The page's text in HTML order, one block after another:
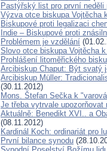
Pastýřský list pro první neděli
Výzva otce biskupa Vojtěcha
Biskupové proti legalizaci
Indie – Biskupové proti
Problémem je vzdělání
Slovo otce biskupa Vojtěcha
Prohlášení litoměřického
Arcibiskup Chaput: Být svatý
Arcibiskup Müller:
(30.11.2012)
Mons. Štefan Sečka k
Je třeba vytrvale
Aktuálně: Benedikt XVI.. a
(08.11.2012)
Kardinál Koch: ordinariát pro
První bilance synodu